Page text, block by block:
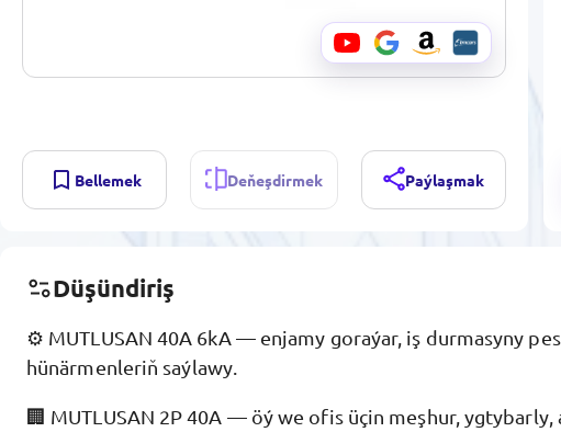
Bellemek Deňeşdirmek Paýlaşmak
Düşündiriş
⚙️ MUTLUSAN 40A 6kA — enjamy goraýar, iş durmasyny
hünärmenleriň saýlawy.
🏢 MUTLUSAN 2P 40A — öý we ofis üçin meşhur, ygtybarly,